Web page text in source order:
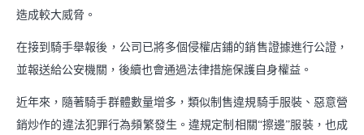
支持鄉村振興
參與應急救災
造成較大威脅。
在接到騎手舉報後，公司已將多個侵權店鋪的銷售證據進行公證，
並報送給公安機關，後續也會通過法律措施保護自身權益。
近年來，隨著騎手群體數量增多，類似制售違規騎手服裝、惡意營
銷炒作的違法犯罪行為頻繁發生。違規定制相關“擦邊”服裝，也成